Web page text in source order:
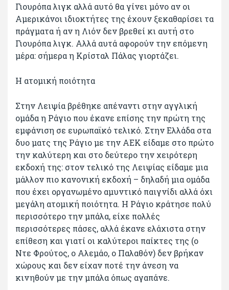
Γιουρόπα λιγκ αλλά αυτό θα γίνει μόνο αν οι
Αμερικάνοι ιδιοκτήτες της έχουν ξεκαθαρίσει τα
πράγματα ή αν η Λιόν δεν βρεθεί κι αυτή στο
Γιουρόπα λιγκ. Αλλά αυτά αφορούν την επόμενη
μέρα: σήμερα η Κρίσταλ Πάλας γιορτάζει.
Η ατομική ποιότητα
Στην Λειψία βρέθηκε απέναντι στην αγγλική
ομάδα η Ράγιο που έκανε επίσης την πρώτη της
εμφάνιση σε ευρωπαϊκό τελικό. Στην Ελλάδα στα
δυο ματς της Ράγιο με την ΑΕΚ είδαμε στο πρώτο
την καλύτερη και στο δεύτερο την χειρότερη
εκδοχή της: στον τελικό της Λειψίας είδαμε μια
μάλλον πιο κανονική εκδοχή – δηλαδή μια ομάδα
που έχει οργανωμένο αμυντικό παιγνίδι αλλά όχι
μεγάλη ατομική ποιότητα. Η Ράγιο κράτησε πολύ
περισσότερο την μπάλα, είχε πολλές
περισσότερες πάσες, αλλά έκανε ελάχιστα στην
επίθεση και γιατί οι καλύτεροι παίκτες της (ο
Ντε Φρούτος, ο Αλεμάο, ο Παλαθόν) δεν βρήκαν
χώρους και δεν είχαν ποτέ την άνεση να
κινηθούν με την μπάλα όπως αγαπάνε.